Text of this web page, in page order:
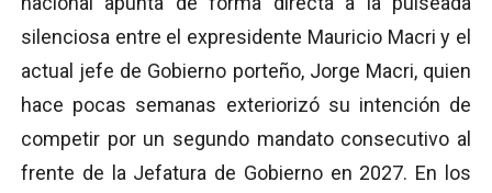
silenciosa entre el expresidente Mauricio Macri y el
actual jefe de Gobierno porteño, Jorge Macri, quien
hace pocas semanas exteriorizó su intención de
competir por un segundo mandato consecutivo al
frente de la Jefatura de Gobierno en 2027. En los